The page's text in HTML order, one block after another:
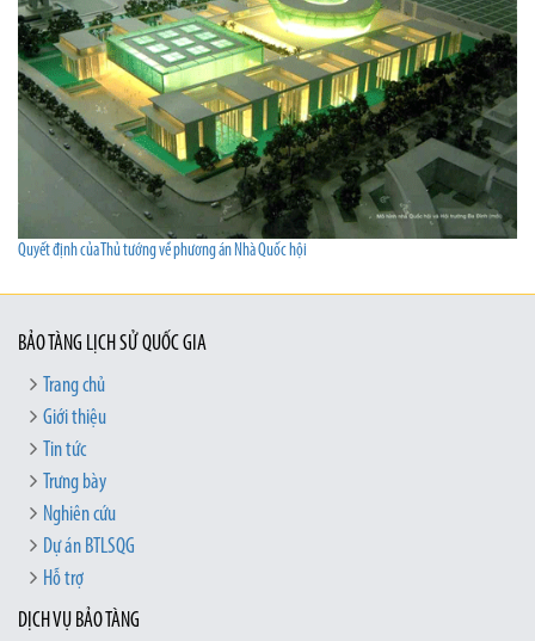
Quyết định của Thủ tướng về phương án Nhà Quốc hội
BẢO TÀNG LỊCH SỬ QUỐC GIA
Trang chủ
Giới thiệu
Tin tức
Trưng bày
Nghiên cứu
Dự án BTLSQG
Hỗ trợ
DỊCH VỤ BẢO TÀNG